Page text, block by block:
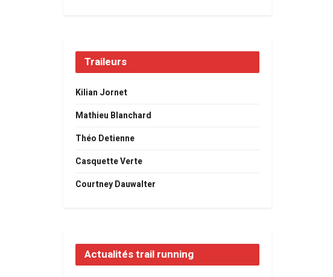
Traileurs
Kilian Jornet
Mathieu Blanchard
Théo Detienne
Casquette Verte
Courtney Dauwalter
Actualités trail running